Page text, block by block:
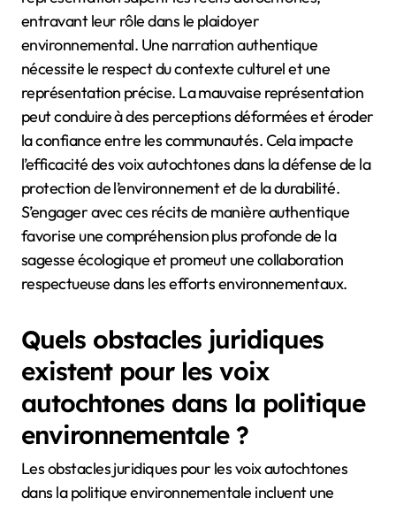
entravant leur rôle dans le plaidoyer
environnemental. Une narration authentique
nécessite le respect du contexte culturel et une
représentation précise. La mauvaise représentation
peut conduire à des perceptions déformées et éroder
la confiance entre les communautés. Cela impacte
l’efficacité des voix autochtones dans la défense de la
protection de l’environnement et de la durabilité.
S’engager avec ces récits de manière authentique
favorise une compréhension plus profonde de la
sagesse écologique et promeut une collaboration
respectueuse dans les efforts environnementaux.
Quels obstacles juridiques
existent pour les voix
autochtones dans la politique
environnementale ?
Les obstacles juridiques pour les voix autochtones
dans la politique environnementale incluent une